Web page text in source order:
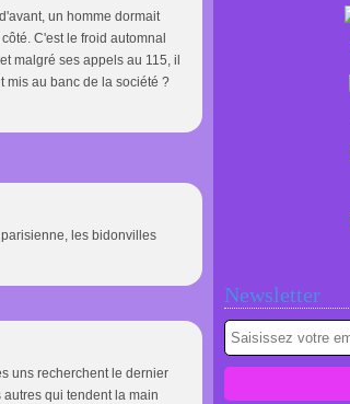
un homme dormait
C'est le froid automnal
malgré ses appels au 115, il
mis au banc de la société ?
les bidonvilles
uns recherchent le dernier
qui tendent la main
Newsletter